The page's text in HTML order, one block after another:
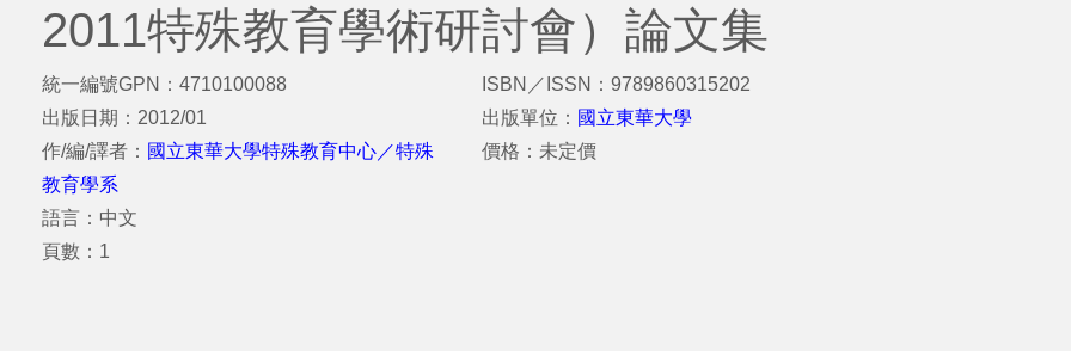
2011特殊教育學術研討會）論文集
統一編號GPN：4710100088
出版日期：2012/01
作/編/譯者： 國立東華大學特殊教育中心／特殊
教育學系
語言：中文
頁數：1
ISBN／ISSN：9789860315202
出版單位： 國立東華大學
價格：未定價